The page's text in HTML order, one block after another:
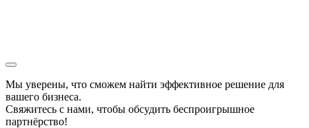
Мы уверены, что сможем найти эффективное решение для
вашего бизнеса.
Свяжитесь с нами, чтобы обсудить беспроигрышное
партнёрство!